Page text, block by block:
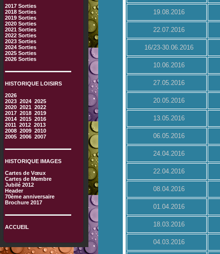
2017 Sorties
2018 Sorties
2019 Sorties
2020 Sorties
2021 Sorties
2022 Sorties
2023 Sorties
2024 Sorties
2025 Sorties
2026 Sorties
HISTORIQUE LOISIRS
2026
2023 2024 2025
2020 2021 2022
2017 2018 2019
2014 2015 2016
2011 2012 2013
2008 2009 2010
2005 2006 2007
HISTORIQUE IMAGES
Cartes de Vœux
Cartes de Membre
Jubilé 2012
Header
70ème anniversaire
Brochure 2017
ACCUEIL
19.08.2016
22.07.2016
16/23-30.06.2016
10.06.2016
27.05.2016
20.05.2016
13.05.2016
06.05.2016
24.04.2016
22.04.2016
08.04.2016
01.04.2016
18.03.2016
04.03.2016